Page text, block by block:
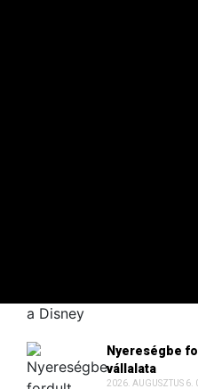
Nyereségbe
vállalata
2026. AUGUSZTUS 6.